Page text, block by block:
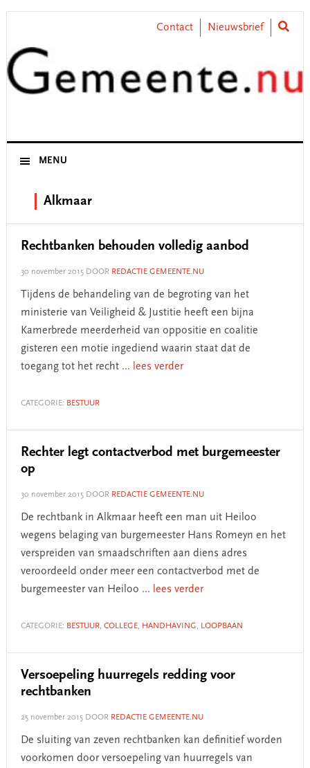
Skip
primary
navigation
Skip
content
Skip
primary
sidebar
Skip
footer
Contact Nieuwsbrief
MENU
Alkmaar
Rechtbanken behouden volledig aanbod
30 november 2015DOOR REDACTIE GEMEENTE.NU
Tijdens de behandeling van de begroting van het
ministerie van Veiligheid & Justitie heeft een bijna
Kamerbrede meerderheid van oppositie en coalitie
gisteren een motie ingediend waarin staat dat de
toegang tot het recht ... lees verder
CATEGORIE: BESTUUR
Rechter legt contactverbod met burgemeester
op
30 november 2015DOOR REDACTIE GEMEENTE.NU
De rechtbank in Alkmaar heeft een man uit Heiloo
wegens belaging van burgemeester Hans Romeyn en het
verspreiden van smaadschriften aan diens adres
veroordeeld onder meer een contactverbod met de
burgemeester van Heiloo ... lees verder
CATEGORIE: BESTUUR, COLLEGE, HANDHAVING, LOOPBAAN
Versoepeling huurregels redding voor
rechtbanken
25 november 2015DOOR REDACTIE GEMEENTE.NU
De sluiting van zeven rechtbanken kan definitief worden
voorkomen door versoepeling van huurregels van